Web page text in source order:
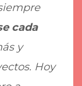
cada
y
Hoy